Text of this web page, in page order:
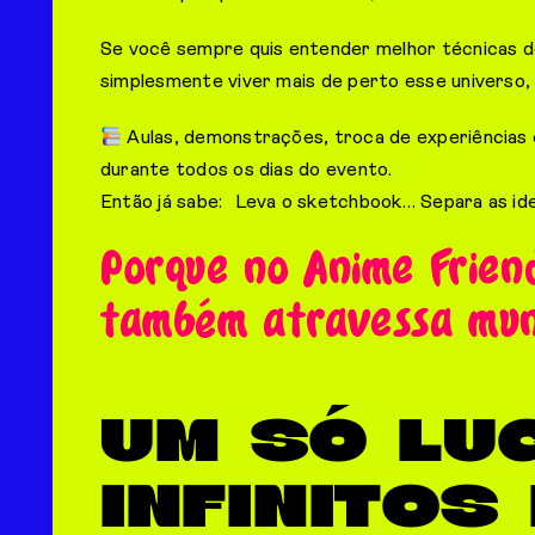
Se você sempre quis entender melhor técnicas
simplesmente viver mais de perto esse
Aulas, demonstrações, troca de
durante todos os dias do evento.
Então já sabe: Leva o sketchbook… Separa as
Porque no Anime
também atravessa
UM SÓ
INFINITOS